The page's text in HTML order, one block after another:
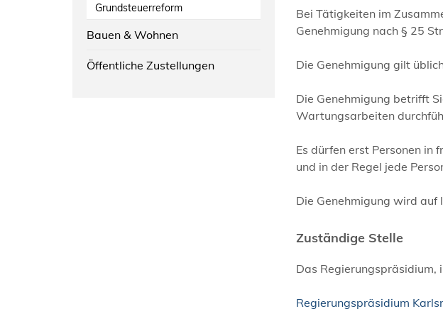
Grundsteuerreform
Bauen & Wohnen
Öffentliche Zustellungen
Bei Tätigkeiten im
Genehmigung nach § 25
Die Genehmigung gilt
Die Genehmigung betrifft
Wartungsarbeiten
Es dürfen erst Personen
und in der Regel jede
Die Genehmigung wird auf
Zuständige Stelle
Das Regierungspräsidium,
Regierungspräsidium